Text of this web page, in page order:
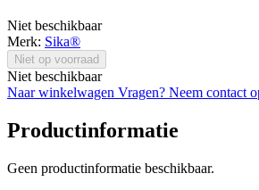
Niet beschikbaar
Merk: Sika®
Niet op voorraad
Niet beschikbaar
Naar winkelwagen Vragen? Neem contact
Productinformatie
Geen productinformatie beschikbaar.